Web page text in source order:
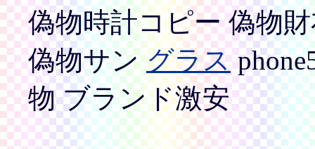
偽物時計コピー 偽物
偽物サングラス
物 ブランド激安